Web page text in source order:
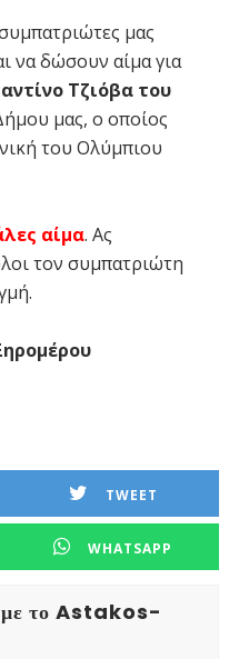
μας
να δώσουν αίμα για
Τζιόβα του
μας, ο οποίος
του Ολύμπιου
αίμα. Ας
τον συμπατριώτη
TWEET
WHATSAPP
με το Astakos-